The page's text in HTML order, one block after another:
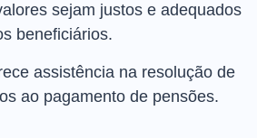
sejam justos e adequados
beneficiários.
assistência na resolução de
ao pagamento de pensões.